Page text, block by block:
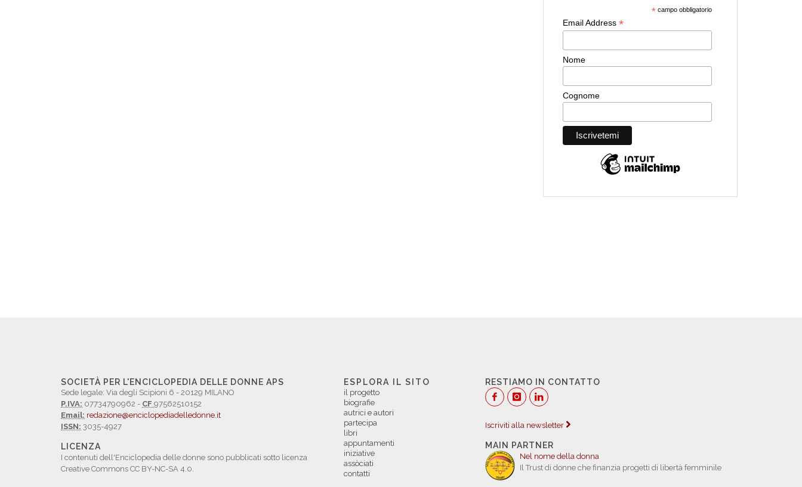
SOCIETÀ PER L'ENCICLOPEDIA DELLE DONNE APS
Sede legale: Via degli Scipioni 6 - 20129 MILANO
P.IVA: 07734790962 - CF 97562510152
Email: redazione@enciclopediadelledonne.it
ISSN: 3035-4927
LICENZA
I contenuti dell'Enciclopedia delle donne sono pubblicati sotto licenza
Creative Commons CC BY-NC-SA 4.0.
ESPLORA IL SITO
il progetto
biografie
autrici e autori
partecipa
libri
appuntamenti
iniziative
assòciati
contatti
RESTIAMO IN CONTATTO
Iscriviti alla newsletter
MAIN PARTNER
Nel nome della donna
Il Trust di donne che finanzia progetti di libertà femminile